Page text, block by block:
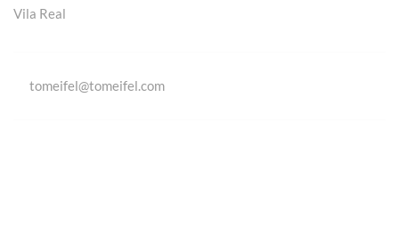
Vila Real
tomeifel@tomeifel.com